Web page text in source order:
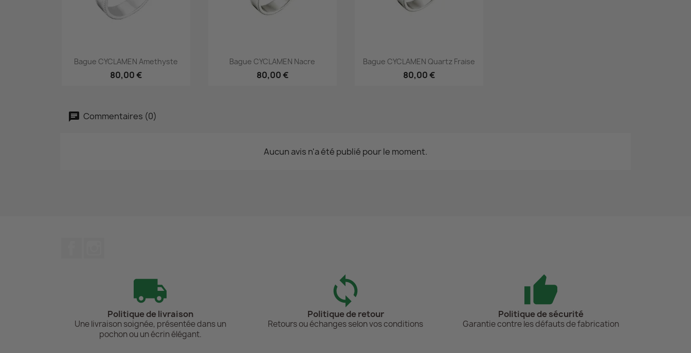
Aperçu rapide
Bague CYCLAMEN Amethyste
80,00 €
Aperçu rapide
Bague CYCLAMEN Nacre
80,00 €
Aperçu rapide
Bague CYCLAMEN Quartz Fraise
80,00 €
Commentaires (0)
Aucun avis n'a été publié pour le moment.
Politique de livraison
Une livraison soignée, présentée dans un
pochon ou un écrin élégant.
Politique de retour
Retours ou échanges selon vos conditions
Politique de sécurité
Garantie contre les défauts de fabrication